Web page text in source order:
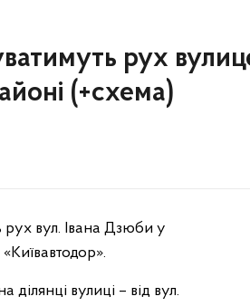
рух
(+схема)
вул. Івана Дзюби у
вулиці – від вул.